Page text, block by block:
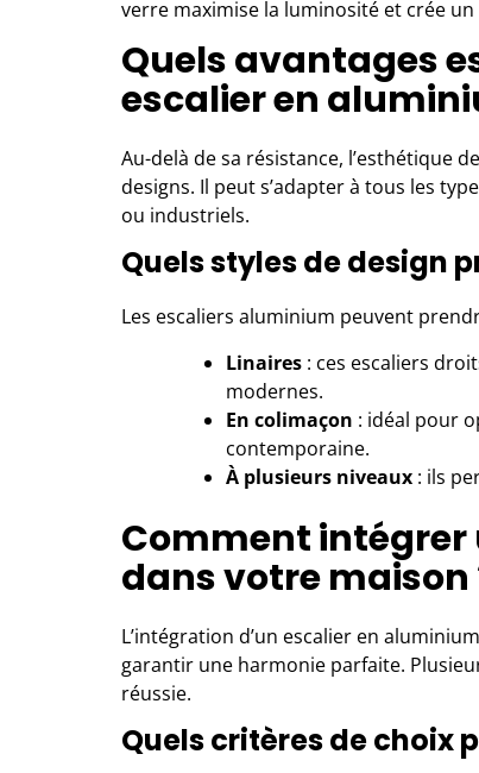
verre maximise la luminosité et crée
Quels avantages
escalier en
Au-delà de sa résistance, l’esthétique
designs. Il peut s’adapter à tous les
ou industriels.
Quels styles de design
Les escaliers aluminium peuvent
Linaires : ces escaliers
modernes.
En colimaçon : idéal pour
contemporaine.
À plusieurs niveaux : ils
Comment
dans votre maison
L’intégration d’un escalier en
garantir une harmonie parfaite.
réussie.
Quels critères de choix